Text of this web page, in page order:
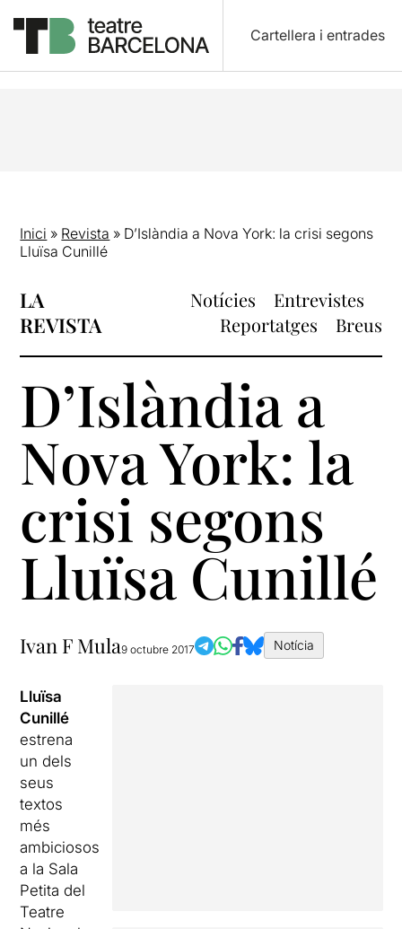
Cartellera i entrades
Inici » Revista » D’Islàndia a Nova York: la crisi segons
Lluïsa Cunillé
LA
REVISTA
Notícies
Entrevistes
Reportatges
Breus
D’Islàndia a
Nova York: la
crisi segons
Lluïsa Cunillé
Ivan F Mula9 octubre 2017 Notícia
Lluïsa
Cunillé
estrena
un dels
seus
textos
més
ambiciosos
a la Sala
Petita del
Teatre